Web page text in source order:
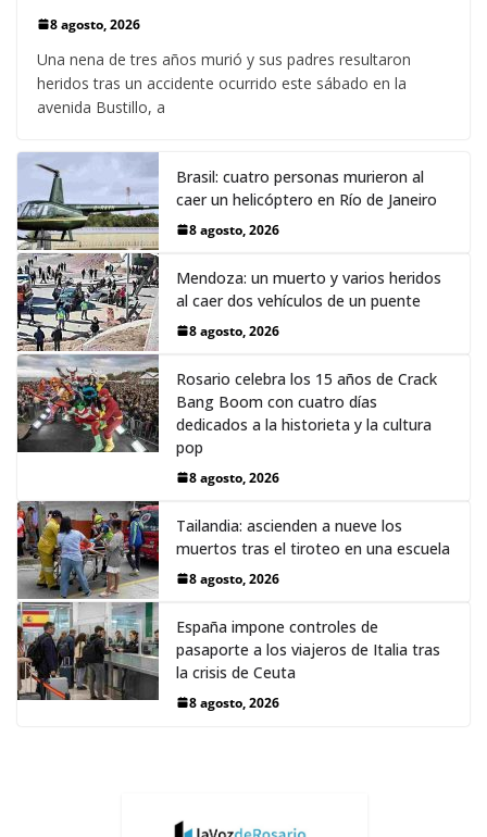
8 agosto, 2026
Una nena de tres años murió y sus padres resultaron
heridos tras un accidente ocurrido este sábado en la
avenida Bustillo, a
Brasil: cuatro personas murieron al
caer un helicóptero en Río de Janeiro
8 agosto, 2026
Mendoza: un muerto y varios heridos
al caer dos vehículos de un puente
8 agosto, 2026
Rosario celebra los 15 años de Crack
Bang Boom con cuatro días
dedicados a la historieta y la cultura
pop
8 agosto, 2026
Tailandia: ascienden a nueve los
muertos tras el tiroteo en una escuela
8 agosto, 2026
España impone controles de
pasaporte a los viajeros de Italia tras
la crisis de Ceuta
8 agosto, 2026